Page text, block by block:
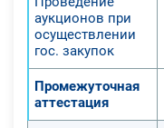
аукционов при
осуществлении
гос. закупок
Промежуточная
аттестация